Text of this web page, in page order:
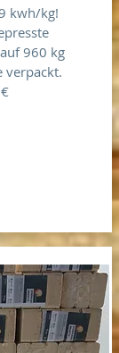
kwh/kg!
960 kg
verpackt.